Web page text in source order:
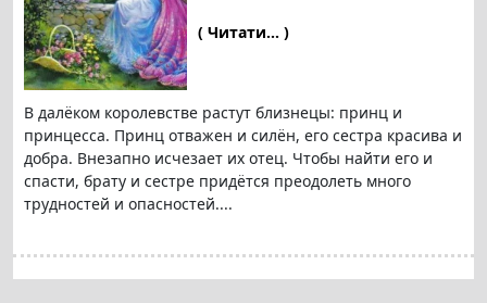
( Читати... )
В далёком королевстве растут близнецы: принц и
принцесса. Принц отважен и силён, его сестра красива и
добра. Внезапно исчезает их отец. Чтобы найти его и
спасти, брату и сестре придётся преодолеть много
трудностей и опасностей....